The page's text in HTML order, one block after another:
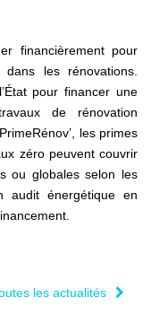
financièrement pour
les rénovations.
pour financer une
de rénovation
les primes
zéro peuvent couvrir
ou globales selon les
audit énergétique en
les actualités